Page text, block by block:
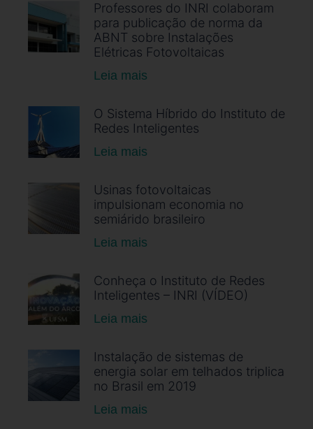
Professores do INRI colaboram
para publicação de norma da
ABNT sobre Instalações
Elétricas Fotovoltaicas
Leia mais
O Sistema Híbrido do Instituto de
Redes Inteligentes
Leia mais
Usinas fotovoltaicas
impulsionam economia no
semiárido brasileiro
Leia mais
Conheça o Instituto de Redes
Inteligentes – INRI (VÍDEO)
Leia mais
Instalação de sistemas de
energia solar em telhados triplica
no Brasil em 2019
Leia mais